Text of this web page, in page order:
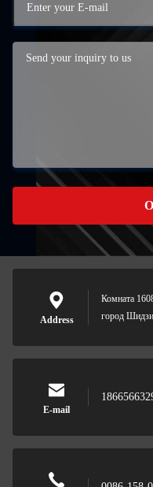
Address
Комната
город
E-mail